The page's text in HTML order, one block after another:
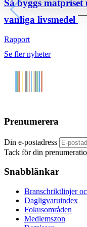
Så byggs
vanliga livsmedel
Rapport
Se fler nyheter
Prenumerera
Din e-postadress
Tack för din
Snabblänkar
Branschriktlinjer
Dagligvaruindex
Fokusområden
Medlemszon